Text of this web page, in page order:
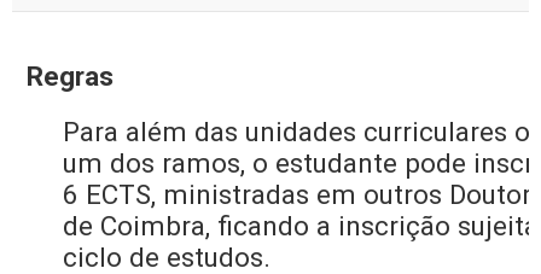
Regras
Para além das unidades curriculares
um dos ramos, o estudante pode
6 ECTS, ministradas em outros
de Coimbra, ficando a inscrição
ciclo de estudos.